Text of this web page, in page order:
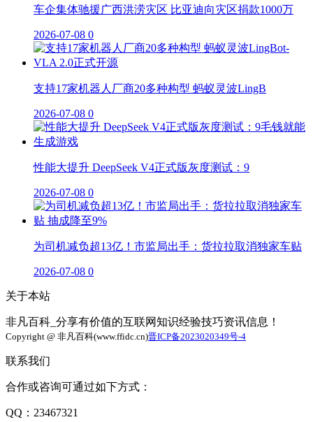
车企集体驰援广西洪涝灾区 比亚迪向灾区捐款1000万
2026-07-08 0
支持17家机器人厂商20多种构型 蚂蚁灵波LingB
2026-07-08 0
性能大提升 DeepSeek V4正式版灰度测试：9
2026-07-08 0
为司机减负超13亿！市监局出手：货拉拉取消独家车贴
2026-07-08 0
关于本站
非凡百科_分享有价值的互联网知识经验技巧资讯信息！
Copyright @ 非凡百科(www.ffidc.cn)晋ICP备2023020349号-4
联系我们
合作或咨询可通过如下方式：
QQ：23467321